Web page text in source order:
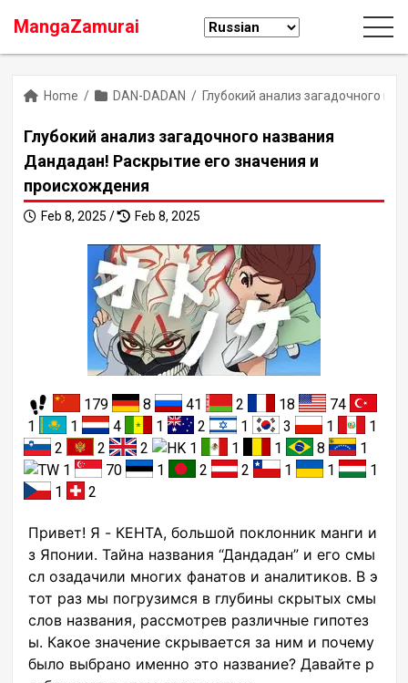
MangaZamurai
Home / DAN-DADAN / Глубокий анализ загадочного
Глубокий анализ загадочного названия
Дандадан! Раскрытие его значения и
происхождения
Feb 8, 2025 / Feb 8, 2025
179 8 41 2 18
74
1
1 4 1 2 1 3 1
1
2
2 2 1 1 1 8
1
1
70 1 2 2 1 1
1
1
2
Привет! Я - КЕНТА, большой поклонник манги и
з Японии. Тайна названия “Дандадан” и его смы
сл озадачили многих фанатов и аналитиков. В э
тот раз мы погрузимся в глубины скрытых смы
слов названия, рассмотрев различные гипотез
ы. Какое значение скрывается за ним и почему
было выбрано именно это название? Давайте р